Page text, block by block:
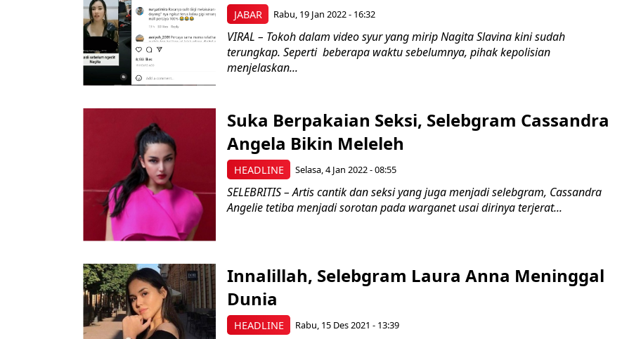
JABAR Rabu, 19 Jan 2022 - 16:32
VIRAL – Tokoh dalam video syur yang mirip Nagita Slavina kini sudah
terungkap. Seperti beberapa waktu sebelumnya, pihak kepolisian
menjelaskan...
HEADLINE
Suka Berpakaian Seksi, Selebgram Cassandra
Angela Bikin Meleleh
Selasa, 4 Jan 2022 - 08:55
SELEBRITIS – Artis cantik dan seksi yang juga menjadi selebgram, Cassandra
Angelie tetiba menjadi sorotan pada warganet usai dirinya terjerat...
HEADLINE
Innalillah, Selebgram Laura Anna Meninggal
Dunia
Rabu, 15 Des 2021 - 13:39